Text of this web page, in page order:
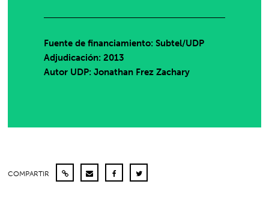
Fuente de financiamiento: Subtel/UDP
Adjudicación: 2013
Autor UDP:Jonathan Frez Zachary
COMPARTIR